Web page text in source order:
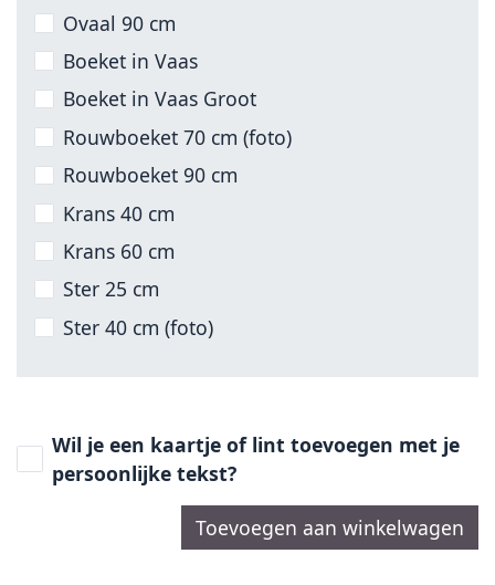
Ovaal 90 cm
Boeket in Vaas
Boeket in Vaas Groot
Rouwboeket 70 cm (foto)
Rouwboeket 90 cm
Krans 40 cm
Krans 60 cm
Ster 25 cm
Ster 40 cm (foto)
Wil je een kaartje of lint toevoegen met je
persoonlijke tekst?
Toevoegen aan winkelwagen